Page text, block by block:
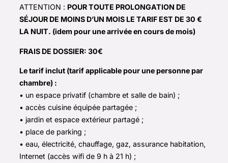
ATTENTION : POUR TOUTE PROLONGATION DE
SÉJOUR DE MOINS D’UN MOIS LE TARIF EST DE 30 €
LA NUIT. (idem pour une arrivée en cours de mois)
FRAIS DE DOSSIER: 30€
Le tarif inclut (tarif applicable pour une personne par
chambre) :
• un espace privatif (chambre et salle de bain) ;
• accès cuisine équipée partagée ;
• jardin et espace extérieur partagé ;
• place de parking ;
• eau, électricité, chauffage, gaz, assurance habitation,
Internet (accès wifi de 9 h à 21 h) ;